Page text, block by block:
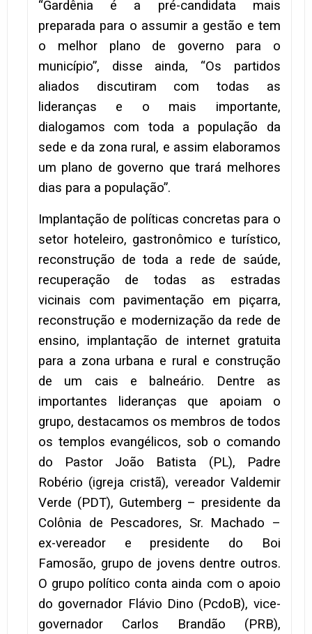
“Gardênia é a pré-candidata mais
preparada para o assumir a gestão e tem
o melhor plano de governo para o
município”, disse ainda, “Os partidos
aliados discutiram com todas as
lideranças e o mais importante,
dialogamos com toda a população da
sede e da zona rural, e assim elaboramos
um plano de governo que trará melhores
dias para a população”.
Implantação de políticas concretas para o
setor hoteleiro, gastronômico e turístico,
reconstrução de toda a rede de saúde,
recuperação de todas as estradas
vicinais com pavimentação em piçarra,
reconstrução e modernização da rede de
ensino, implantação de internet gratuita
para a zona urbana e rural e construção
de um cais e balneário. Dentre as
importantes lideranças que apoiam o
grupo, destacamos os membros de todos
os templos evangélicos, sob o comando
do Pastor João Batista (PL), Padre
Robério (igreja cristã), vereador Valdemir
Verde (PDT), Gutemberg – presidente da
Colônia de Pescadores, Sr. Machado –
ex-vereador e presidente do Boi
Famosão, grupo de jovens dentre outros.
O grupo político conta ainda com o apoio
do governador Flávio Dino (PcdoB), vice-
governador Carlos Brandão (PRB),